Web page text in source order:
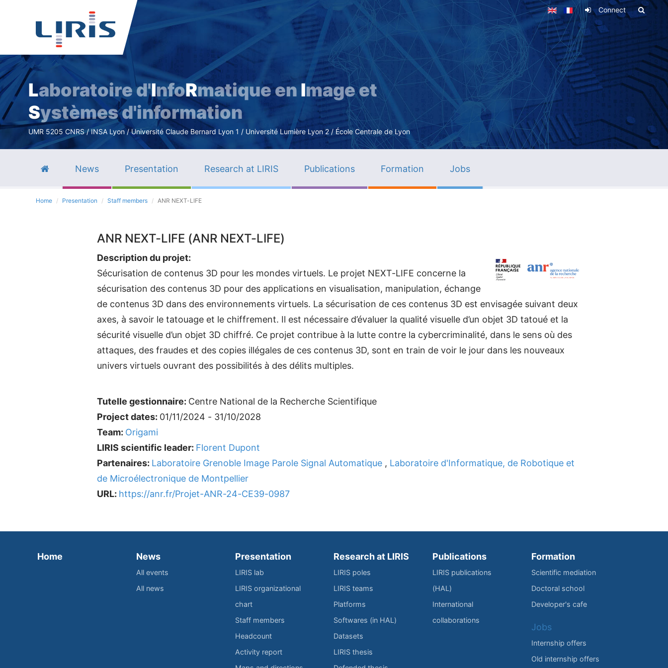
Skip
main
content
Connect
Laboratoire d'InfoRmatique en Image et
Systèmes d'information
UMR 5205 CNRS / INSA Lyon / Université Claude Bernard Lyon 1 / Université Lumière Lyon 2 / École Centrale de Lyon
News Presentation Research at LIRIS Publications Formation Jobs
Home Presentation Staff members ANR NEXT-LIFE
ANR NEXT-LIFE (ANR NEXT-LIFE)
Description du projet:
Sécurisation de contenus 3D pour les mondes virtuels. Le projet NEXT-LIFE concerne la
sécurisation des contenus 3D pour des applications en visualisation, manipulation, échange
de contenus 3D dans des environnements virtuels. La sécurisation de ces contenus 3D est envisagée suivant deux
axes, à savoir le tatouage et le chiffrement. Il est nécessaire d’évaluer la qualité visuelle d’un objet 3D tatoué et la
sécurité visuelle d’un objet 3D chiffré. Ce projet contribue à la lutte contre la cybercriminalité, dans le sens où des
attaques, des fraudes et des copies illégales de ces contenus 3D, sont en train de voir le jour dans les nouveaux
univers virtuels ouvrant des possibilités à des délits multiples.
Tutelle gestionnaire: Centre National de la Recherche Scientifique
Project dates: 01/11/2024 - 31/10/2028
Team: Origami
LIRIS scientific leader: Florent Dupont
Partenaires: Laboratoire Grenoble Image Parole Signal Automatique , Laboratoire d'Informatique, de Robotique et
de Microélectronique de Montpellier
URL: https://anr.fr/Projet-ANR-24-CE39-0987
Home News
All events
All news
Presentation
LIRIS lab
LIRIS organizational
chart
Staff members
Headcount
Activity report
Research at LIRIS
LIRIS poles
LIRIS teams
Platforms
Softwares (in HAL)
Datasets
LIRIS thesis
Publications
LIRIS publications
(HAL)
International
collaborations
Formation
Scientific mediation
Doctoral school
Developer's cafe
Jobs
Internship offers
Old internship offers